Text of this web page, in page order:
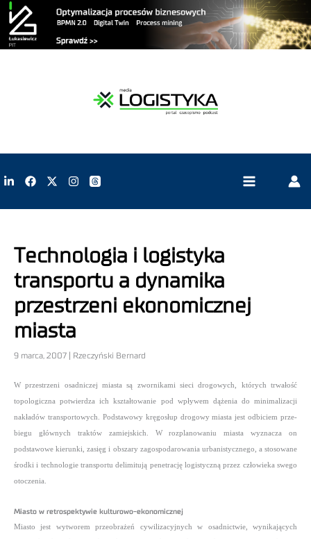
Technologia i logistyka
transportu a dynamika
przestrzeni ekonomicznej
miasta
9 marca, 2007 | Rzeczyński Bernard
W przestrzeni osadniczej miasta są zwornikami sieci drogowych, których trwałość
topologiczna potwierdza ich kształtowanie pod wpływem dążenia do minimalizacji
nakładów transportowych. Podstawowy kręgosłup drogowy miasta jest odbiciem prze­
biegu głównych traktów zamiejskich. W rozplanowaniu miasta wyznacza on
podstawowe kierunki, zasięg i obszary zagospodarowania urbanistycznego, a stosowane
środki i technologie transportu delimitują penetrację logistyczną przez człowieka swego
otoczenia.
Miasto w retrospektywie kulturowo-ekonomicznej
Miasto jest wytworem przeobrażeń cywilizacyjnych w osadnictwie, wynikających